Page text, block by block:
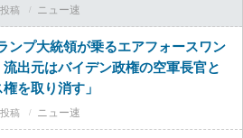
ニュー速
ンプ大統領が乗るエアフォースワン
出元はバイデン政権の空軍長官と
を取り消す」
ニュー速